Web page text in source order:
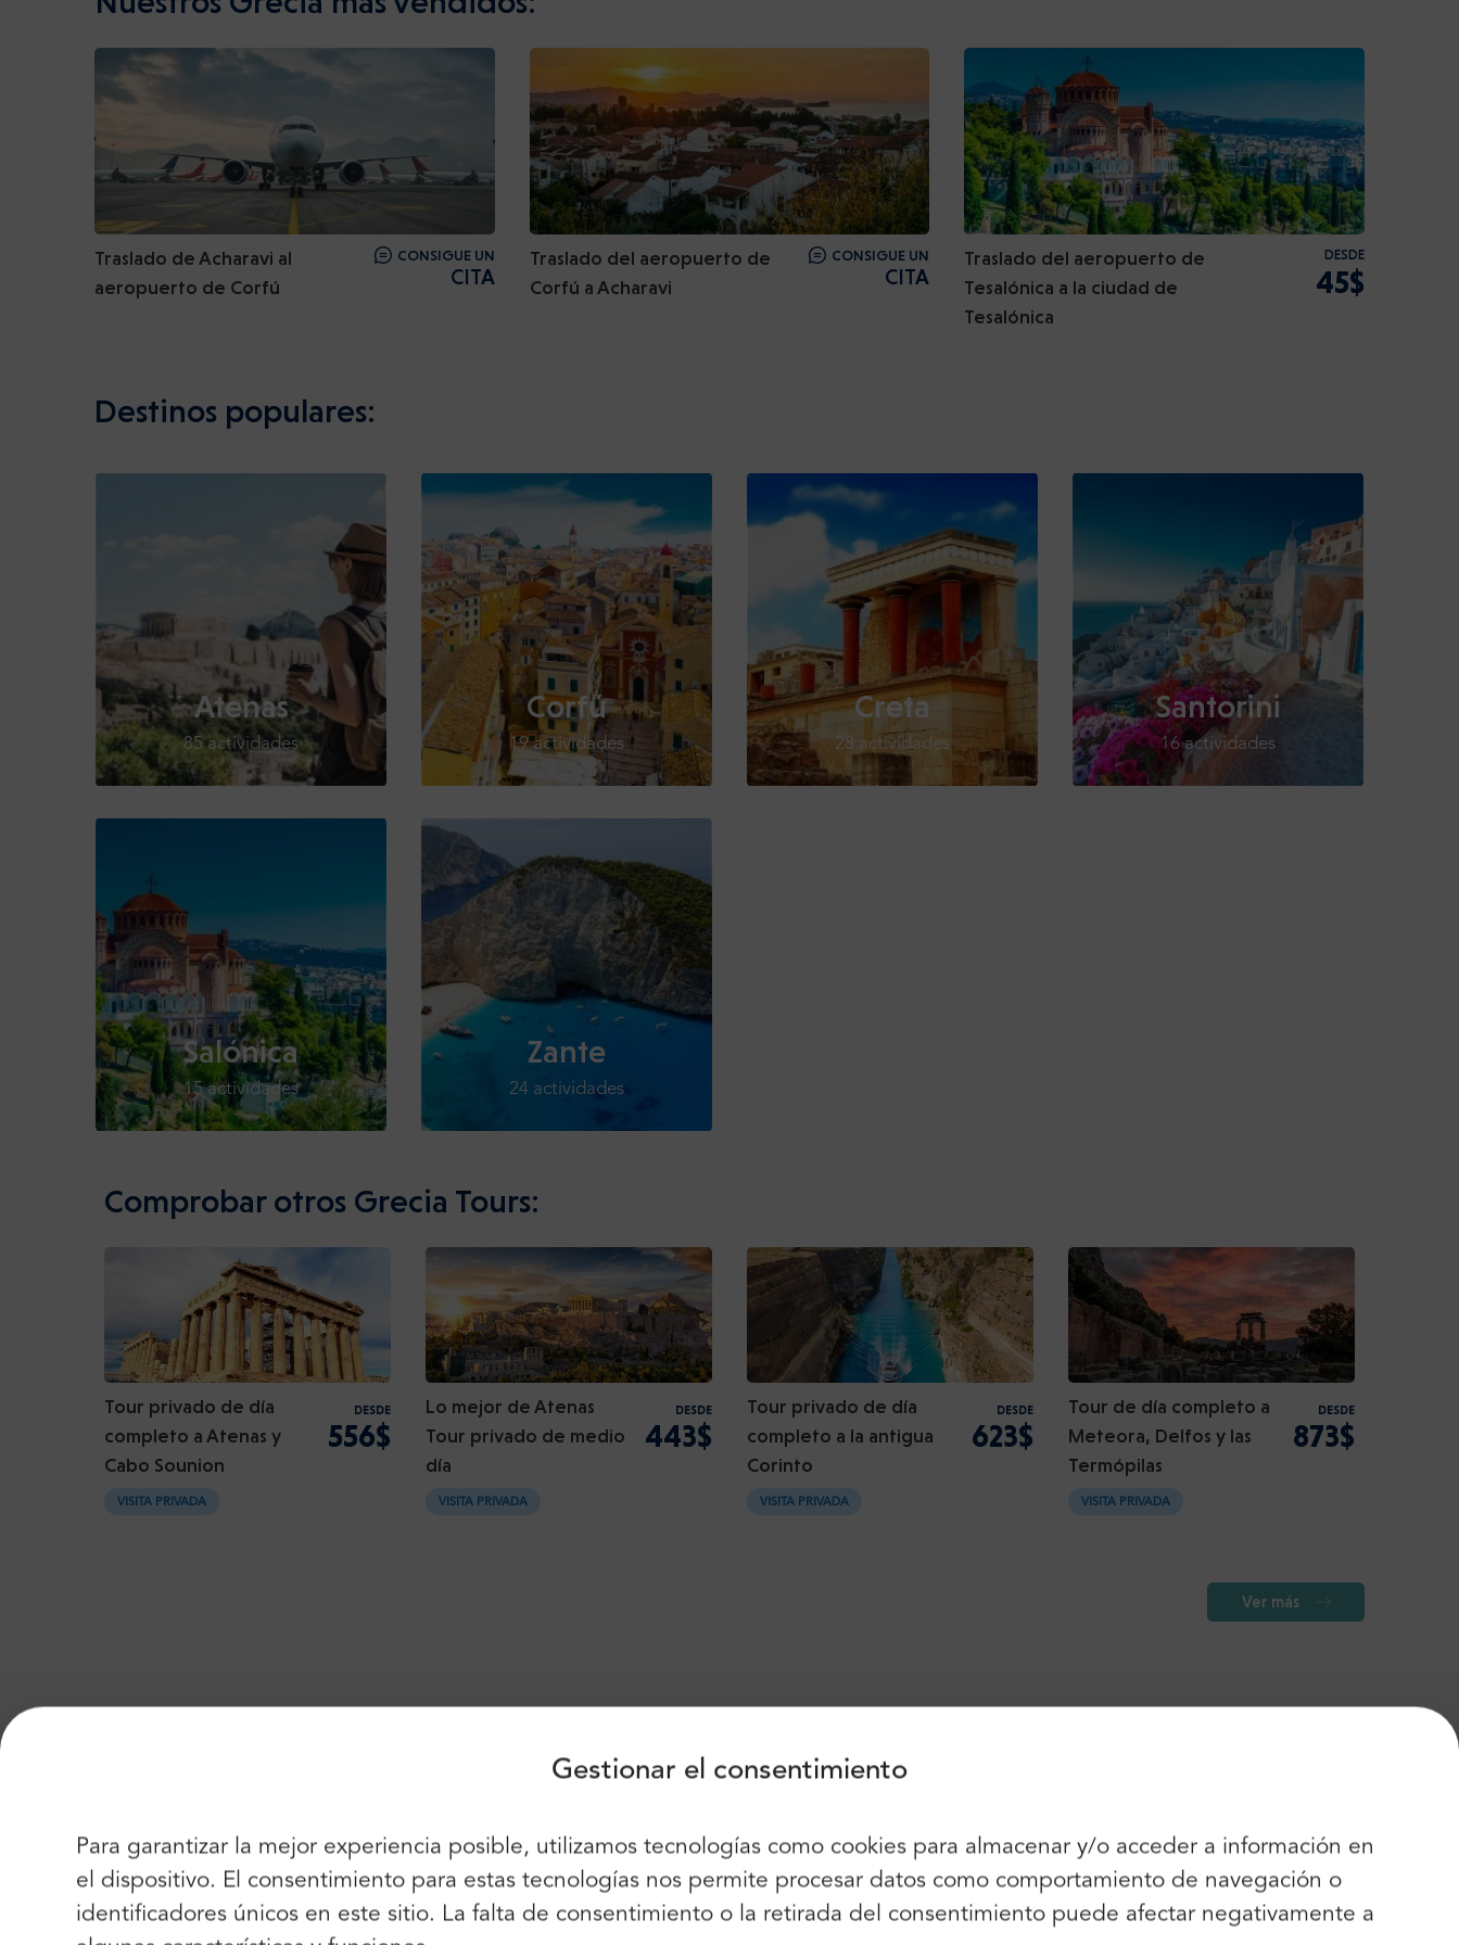
Gestionar el consentimiento
Para garantizar la mejor experiencia posible, utilizamos tecnologías como cookies para almacenar y/o acceder a información en
el dispositivo. El consentimiento para estas tecnologías nos permite procesar datos como comportamiento de navegación o
identificadores únicos en este sitio. La falta de consentimiento o la retirada del consentimiento puede afectar negativamente a
Traslado de Acharavi al
aeropuerto de Corfú
CONSIGUE UN
CITA
Traslado del aeropuerto de
Corfú a Acharavi
CONSIGUE UN
CITA
Traslado del aeropuerto de
Tesalónica a la ciudad de
Tesalónica
DESDE
45$
Destinos populares:
Atenas
85 actividades
Corfú
19 actividades
Creta
28 actividades
Santorini
16 actividades
Salónica
15 actividades
Zante
24 actividades
Comprobar otros Grecia Tours:
Tour privado de día
completo a Atenas y
Cabo Sounion
DESDE
556$
VISITA PRIVADA
Lo mejor de Atenas
Tour privado de medio
día
DESDE
443$
VISITA PRIVADA
Tour privado de día
completo a la antigua
Corinto
DESDE
623$
VISITA PRIVADA
Tour de día completo a
Meteora, Delfos y las
Termópilas
DESDE
873$
VISITA PRIVADA
Ver más
Athens Airport Piraeus Port DESDE 83$ Piraeus Port Athens Airport DESDE 83$
Siga utilizando:
También puede utilizar el correo
electrónico y la contraseña:
Correo electrónico:
Nombre: